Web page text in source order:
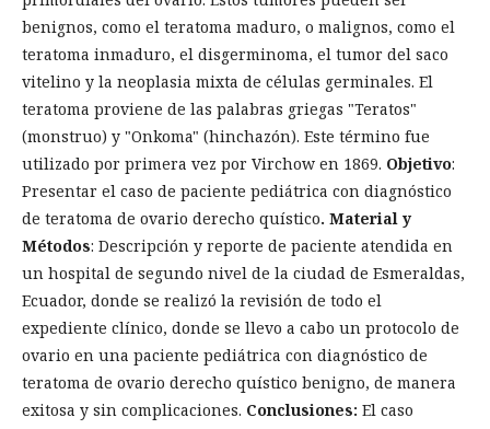
benignos, como el teratoma maduro, o malignos, como el
teratoma inmaduro, el disgerminoma, el tumor del saco
vitelino y la neoplasia mixta de células germinales. El
teratoma proviene de las palabras griegas "Teratos"
(monstruo) y "Onkoma" (hinchazón). Este término fue
utilizado por primera vez por Virchow en 1869. Objetivo:
Presentar el caso de paciente pediátrica con diagnóstico
de teratoma de ovario derecho quístico. Material y
Métodos: Descripción y reporte de paciente atendida en
un hospital de segundo nivel de la ciudad de Esmeraldas,
Ecuador, donde se realizó la revisión de todo el
expediente clínico, donde se llevo a cabo un protocolo de
ovario en una paciente pediátrica con diagnóstico de
teratoma de ovario derecho quístico benigno, de manera
exitosa y sin complicaciones. Conclusiones: El caso